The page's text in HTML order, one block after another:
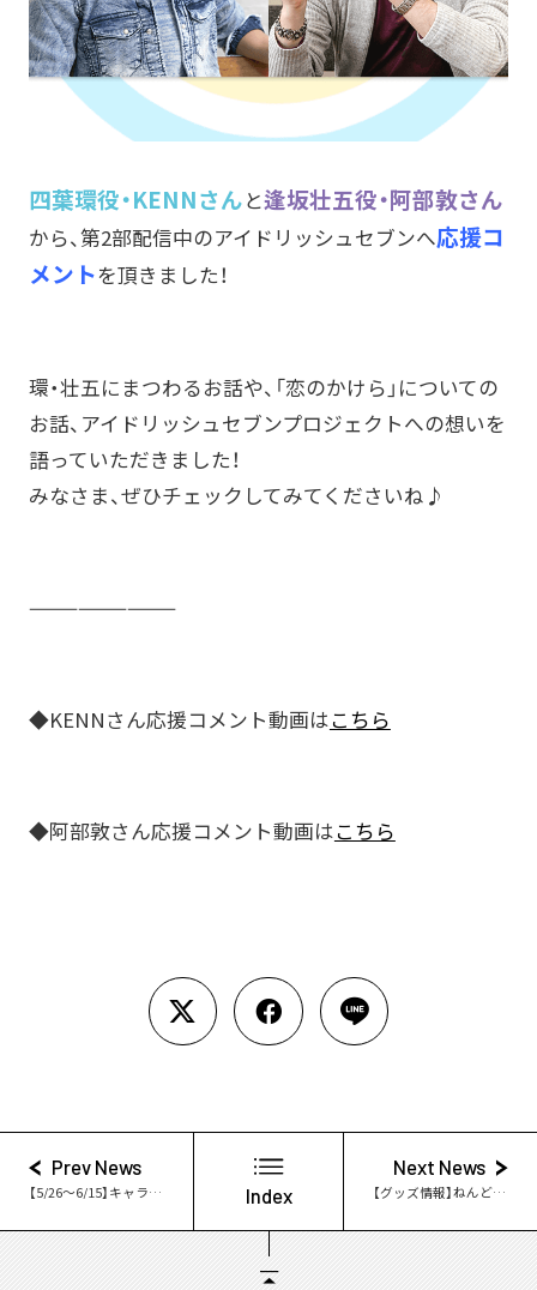
四葉環役・KENNさんと逢坂壮五役・阿部敦さん
から、第2部配信中のアイドリッシュセブンへ応援コ
メントを頂きました！
環・壮五にまつわるお話や、「恋のかけら」についての
お話、アイドリッシュセブンプロジェ­クトへの想いを
語っていただきました！
みなさま、ぜひチェックしてみてくださいね♪
—————————
◆KENNさん応援コメント動画はこちら
◆阿部敦さん応援コメント動画はこちら
Prev News
【5/26～6/15】キャラクターコラボプリ機charapot第2弾登場！ Index
Next News
【グッズ情報】ねんどろいどぷらすより新グッズ続々登場！